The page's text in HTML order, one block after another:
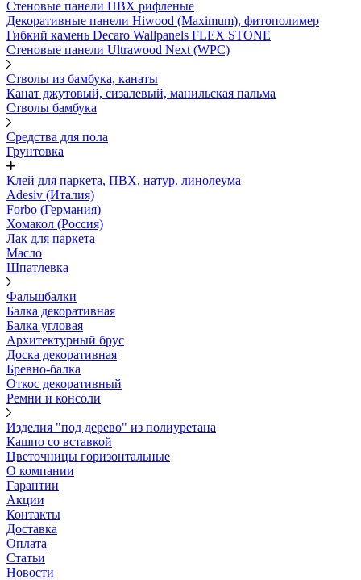
Стеновые панели ПВХ рифленые
Декоративные панели Hiwood (Maximum), фитополимер
Гибкий камень Decaro Wallpanels FLEX STONE
Стеновые панели Ultrawood Next (WPC)
Стволы из бамбука, канаты
Канат джутовый, сизалевый, манильская пальма
Стволы бамбука
Средства для пола
Грунтовка
Клей для паркета, ПВХ, натур. линолеума
Adesiv (Италия)
Forbo (Германия)
Хомакол (Россия)
Лак для паркета
Масло
Шпатлевка
Фальшбалки
Балка декоративная
Балка угловая
Архитектурный брус
Доска декоративная
Бревно-балка
Откос декоративный
Ремни и консоли
Изделия "под дерево" из полиуретана
Кашпо со вставкой
Цветочницы горизонтальные
О компании
Гарантии
Акции
Контакты
Доставка
Оплата
Статьи
Новости